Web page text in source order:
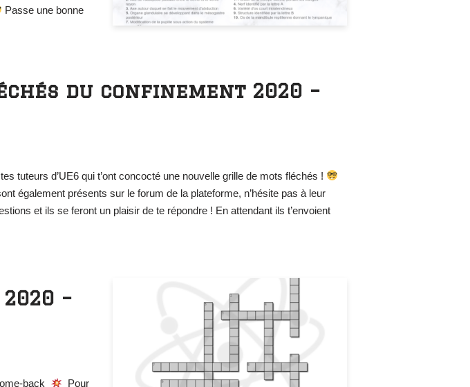
Passe une bonne
du confinement 2020 –
tuteurs d’UE6 qui t’ont concocté une nouvelle grille de mots fléchés !
également présents sur le forum de la plateforme, n’hésite pas à leur
et ils se feront un plaisir de te répondre ! En attendant ils t’envoient
–
back
Pour